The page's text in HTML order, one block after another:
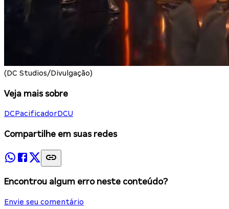
(DC Studios/Divulgação)
Veja mais sobre
DCPacificadorDCU
Compartilhe em suas redes
Encontrou algum erro neste conteúdo?
Envie seu comentário